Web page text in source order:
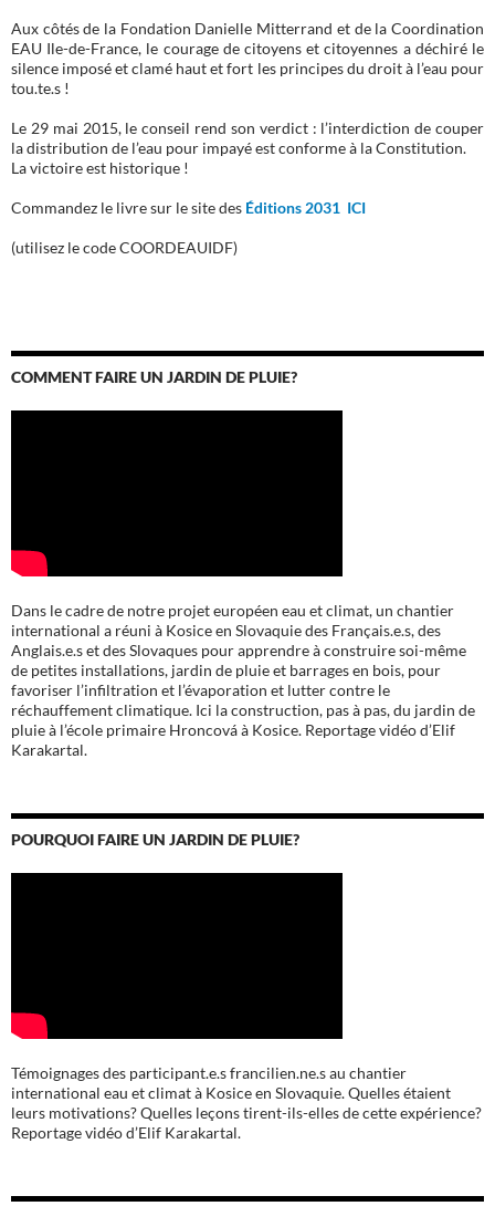
Aux côtés de la Fondation Danielle Mitterrand et de la Coordination
EAU Ile-de-France, le courage de citoyens et citoyennes a déchiré le
silence imposé et clamé haut et fort les principes du droit à l’eau pour
tou.te.s !
Le 29 mai 2015, le conseil rend son verdict : l’interdiction de couper
la distribution de l’eau pour impayé est conforme à la Constitution.
La victoire est historique !
Commandez le livre sur le site des Éditions 2031 ICI
(utilisez le code COORDEAUIDF)
COMMENT FAIRE UN JARDIN DE PLUIE?
Dans le cadre de notre projet européen eau et climat, un chantier
international a réuni à Kosice en Slovaquie des Français.e.s, des
Anglais.e.s et des Slovaques pour apprendre à construire soi-même
de petites installations, jardin de pluie et barrages en bois, pour
favoriser l’infiltration et l’évaporation et lutter contre le
réchauffement climatique. Ici la construction, pas à pas, du jardin de
pluie à l’école primaire Hroncová à Kosice. Reportage vidéo d’Elif
Karakartal.
POURQUOI FAIRE UN JARDIN DE PLUIE?
Témoignages des participant.e.s francilien.ne.s au chantier
international eau et climat à Kosice en Slovaquie. Quelles étaient
leurs motivations? Quelles leçons tirent-ils-elles de cette expérience?
Reportage vidéo d’Elif Karakartal.